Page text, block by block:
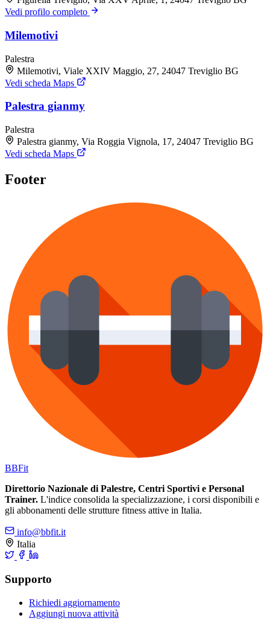
Vedi profilo completo
Milemotivi
Palestra
Milemotivi, Viale XXIV Maggio, 27, 24047 Treviglio BG
Vedi scheda Maps
Palestra gianmy
Palestra
Palestra gianmy, Via Roggia Vignola, 17, 24047 Treviglio BG
Vedi scheda Maps
Footer
BBFit
Direttorio Nazionale di Palestre, Centri Sportivi e Personal
Trainer. L'indice consolida la specializzazione, i corsi disponibili e
gli abbonamenti delle strutture fitness attive in Italia.
info@bbfit.it
Italia
Supporto
Richiedi aggiornamento
Aggiungi nuova attività